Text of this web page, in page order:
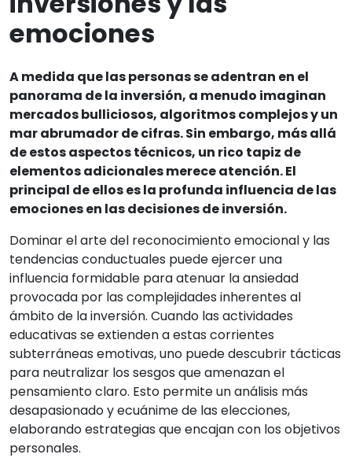
emociones
A medida que las personas se adentran en el
panorama de la inversión, a menudo imaginan
mercados bulliciosos, algoritmos complejos y un
mar abrumador de cifras. Sin embargo, más allá
de estos aspectos técnicos, un rico tapiz de
elementos adicionales merece atención. El
principal de ellos es la profunda influencia de las
emociones en las decisiones de inversión.
Dominar el arte del reconocimiento emocional y las
tendencias conductuales puede ejercer una
influencia formidable para atenuar la ansiedad
provocada por las complejidades inherentes al
ámbito de la inversión. Cuando las actividades
educativas se extienden a estas corrientes
subterráneas emotivas, uno puede descubrir tácticas
para neutralizar los sesgos que amenazan el
pensamiento claro. Esto permite un análisis más
desapasionado y ecuánime de las elecciones,
elaborando estrategias que encajan con los objetivos
personales.